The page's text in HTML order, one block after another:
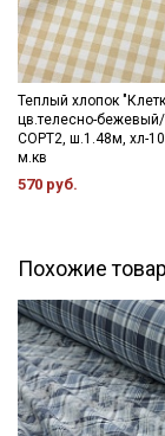
Теплый хлопок
цв.телесно-
СОРТ2, ш.1.48м, хл-
м.кв
570 руб.
Похожие
данных
данных